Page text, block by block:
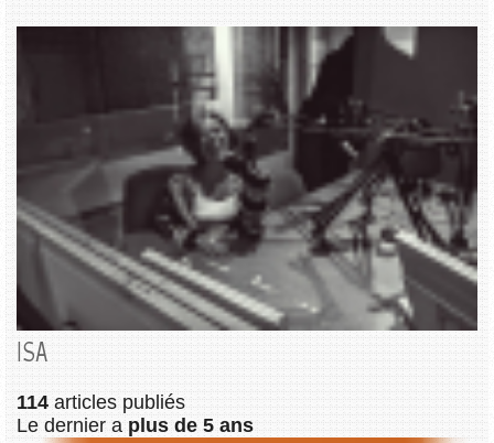
ISA
114 articles publiés
Le dernier a plus de 5 ans